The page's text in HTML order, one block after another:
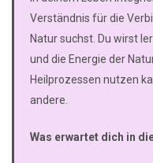
Verständnis für die
Natur suchst. Du wirst
und die Energie der
Heilprozessen nutzen
andere.
Was erwartet dich in